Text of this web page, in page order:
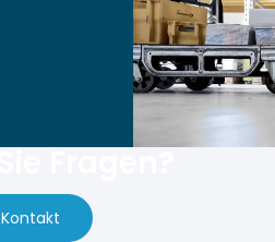
Kontakt